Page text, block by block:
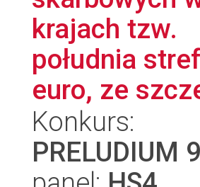
krajach tzw.
południa
euro, ze
Konkurs:
PRELUDIUM 9